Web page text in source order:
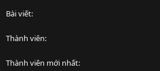
Bài viết
Thành viên
Thành viên mới nhất